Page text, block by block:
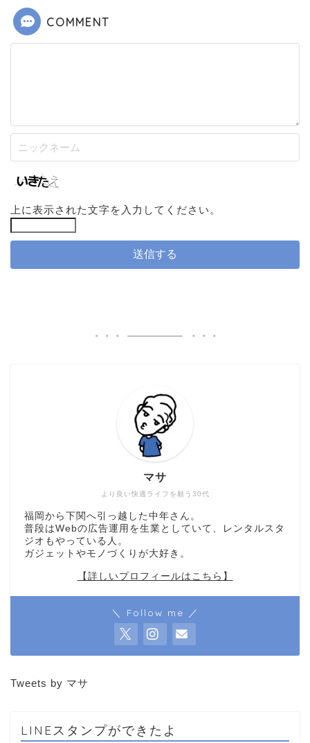
COMMENT
上に表示された文字を入力してください。
より良い快適ライフを願う30代
マサ
福岡から下関へ引っ越した中年さん。
普段はWebの広告運用を生業としていて、レンタルスタ
ジオもやっている人。
ガジェットやモノづくりが大好き。
【詳しいプロフィールはこちら】
＼ Follow me ／
Tweets by マサ
LINEスタンプができたよ